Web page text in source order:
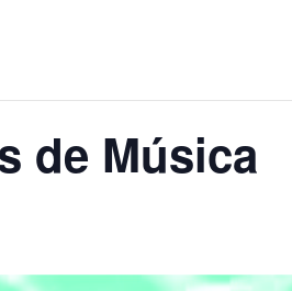
de Música